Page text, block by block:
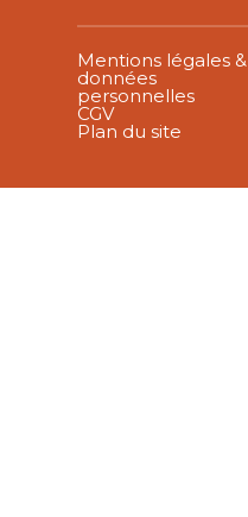
Mentions légales &
données
personnelles
CGV
Plan du site